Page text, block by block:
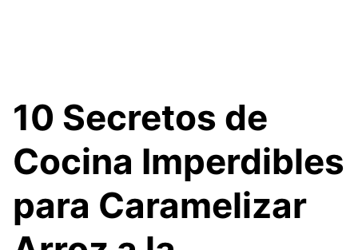
10 Secretos de
Cocina Imperdibles
para Caramelizar